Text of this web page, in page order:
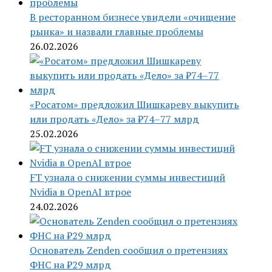
В ресторанном бизнесе увидели «очищение
рынка» и назвали главные проблемы
26.02.2026
«Росатом» предложил Шишкареву выкупить
или продать «Дело» за ₽74–77 млрд
25.02.2026
FT узнала о снижении суммы инвестиций
Nvidia в OpenAI втрое
24.02.2026
Основатель Zenden сообщил о претензиях
ФНС на ₽29 млрд